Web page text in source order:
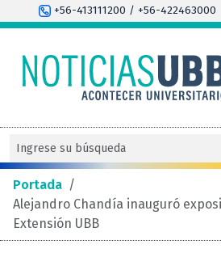
+56-413111200 / +56-422463000
Portada /
Alejandro Chandía inauguró
Extensión UBB